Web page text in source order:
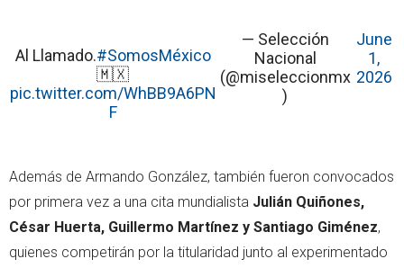
Al Llamado.#SomosMéxico
🇲🇽
pic.twitter.com/WhBB9A6PN
F
— Selección
Nacional
(@miseleccionmx
)
June
1,
2026
Además de Armando González, también fueron convocados
por primera vez a una cita mundialista Julián Quiñones,
César Huerta, Guillermo Martínez y Santiago Giménez,
quienes competirán por la titularidad junto al experimentado